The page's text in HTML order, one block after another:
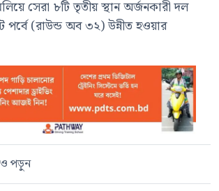
সেরা ৮টি তৃতীয় স্থান অর্জনকারী দল
(রাউন্ড অব ৩২) উন্নীত হওয়ার
পড়ুন